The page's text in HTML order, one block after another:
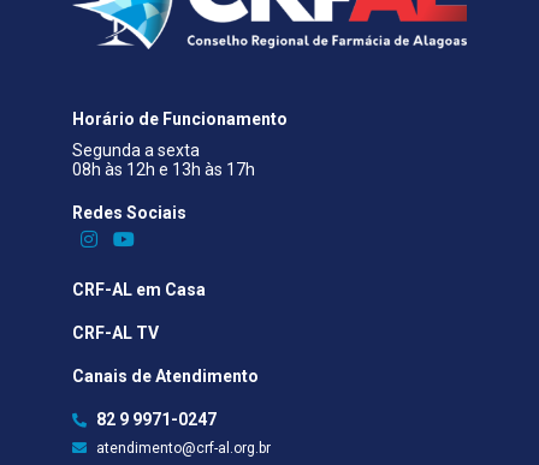
Segunda a sexta
Redes Sociais​
CRF-AL TV
Canais de Atendimento
82 9 9971-0247
atendimento@crf-al.org.br
Sede